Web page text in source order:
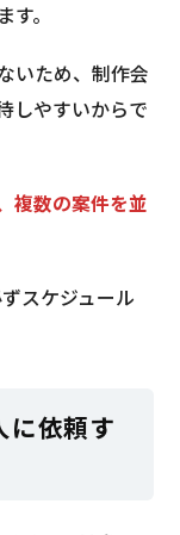
。
いため、制作会
しやすいからで
複数の案件を並
スケジュール
に依頼す